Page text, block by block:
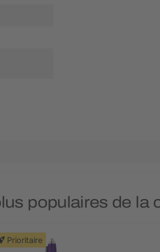
populaires de la
Prioritaire